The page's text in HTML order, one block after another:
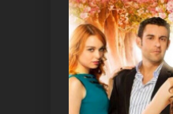
Три сестры